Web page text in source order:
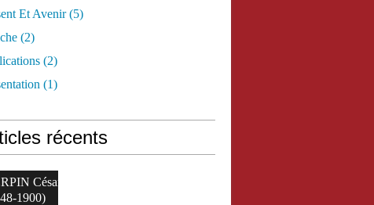
Et Avenir(5)
(2)
(2)
(1)
récents
César
1900)